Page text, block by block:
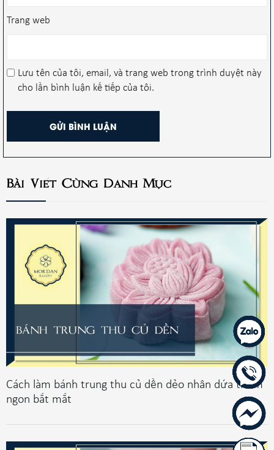
Trang web
Lưu tên của tôi, email, và trang web trong trình duyệt này
cho lần bình luận kế tiếp của tôi.
Bài Viết Cùng Danh Mục
Cách làm bánh trung thu củ dền dẻo nhân dứa thơm
ngon bắt mắt